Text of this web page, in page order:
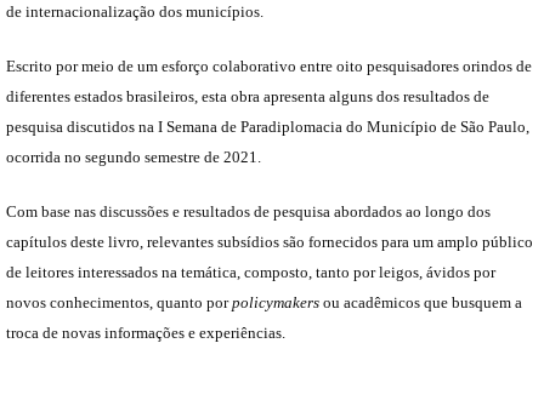
de internacionalização dos municípios.
Escrito por meio de um esforço colaborativo entre oito pesquisadores orindos de
diferentes estados brasileiros, esta obra apresenta alguns dos resultados de
pesquisa discutidos na I Semana de Paradiplomacia do Município de São Paulo,
ocorrida no segundo semestre de 2021.
Com base nas discussões e resultados de pesquisa abordados ao longo dos
capítulos deste livro, relevantes subsídios são fornecidos para um amplo público
de leitores interessados na temática, composto, tanto por leigos, ávidos por
novos conhecimentos, quanto porpolicymakers ou acadêmicos que busquem a
troca de novas informações e experiências.